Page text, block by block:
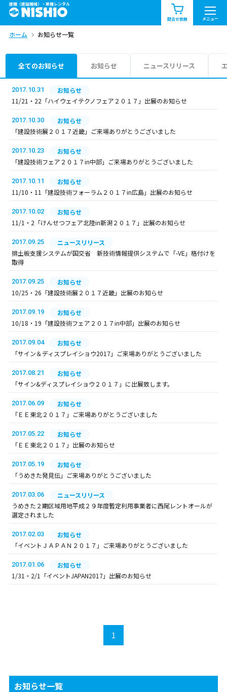
建機（建設機械）・重機レンタル
問合せ依頼 メニュー
商品一覧 お知らせ一覧
問合せ依頼リスト
エリア情報を見る
ホーム お知らせ一覧
全てのお知らせ お知らせ ニュースリリース
2017.10.31
お知らせ
11/21・22「ハイウェイテクノフェア２０１７」出展のお知らせ
2017.10.30
お知らせ
「建設技術展２０１７近畿」ご来場ありがとうございました
2017.10.23
お知らせ
「建設技術フェア２０１７in中部」ご来場ありがとうございました
2017.10.11
お知らせ
11/10・11「建設技術フォーラム２０１７in広島」出展のお知らせ
2017.10.02
お知らせ
11/1・2「けんせつフェア北陸in新潟２０１７」出展のお知らせ
2017.09.25
ニュースリリース
排土板支援システムが国交省 新技術情報提供システムで「-VE」格付けを
取得
2017.09.25
お知らせ
10/25・26「建設技術展２０１７近畿」出展のお知らせ
2017.09.19
お知らせ
10/18・19「建設技術フェア２０１７in中部」出展のお知らせ
2017.09.04
お知らせ
「サイン＆ディスプレイショウ2017」ご来場ありがとうございました
2017.08.21
お知らせ
「サイン&ディスプレイショウ２０１７」に出展致します。
2017.06.09
お知らせ
「ＥＥ東北２０１７」ご来場ありがとうございました
2017.05.22
お知らせ
「ＥＥ東北２０１７」出展のお知らせ
2017.05.19
お知らせ
「うめきた発見伝」ご来場ありがとうございました
2017.03.06
ニュースリリース
うめきた２期区域用地平成２９年度暫定利用事業者に西尾レントオールが
選定されました
2017.02.03
お知らせ
「イベントＪＡＰＡＮ２０１７」ご来場ありがとうございました
2017.01.06
お知らせ
1/31・2/1「イベントJAPAN2017」出展のお知らせ
1
お知らせ一覧